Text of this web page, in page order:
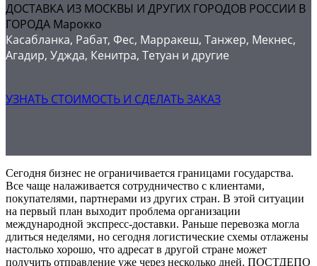
ДОСТАВКА ИЗ МОСКВЫ И ДРУГИХ ГОРОДОВ РОССИИ В
ГОРОДА Марокко
Касабланка, Рабат, Фес, Марракеш, Танжер, Мекнес,
Агадир, Уджда, Кенитра, Тетуан и другие
УЗНАТЬ СТОИМОСТЬ И СДЕЛАТЬ ЗАКАЗ
Сегодня бизнес не ограничивается границами государства.
Все чаще налаживается сотрудничество с клиентами,
покупателями, партнерами из других стран. В этой ситуации
на первый план выходит проблема организации
международной экспресс-доставки. Раньше перевозка могла
длиться неделями, но сегодня логистические схемы отлажены
настолько хорошо, что адресат в другой стране может
получить отправление уже через несколько дней. ПОСТДЕПО